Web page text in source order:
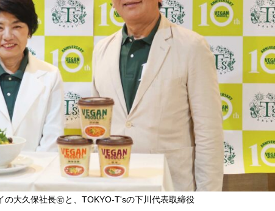
の大久保社長㊨と、TOKYO-T'sの下川代表取締役